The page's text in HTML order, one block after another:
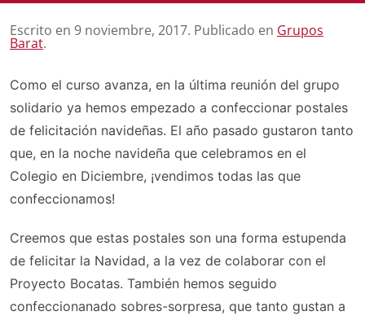
Escrito en 9 noviembre, 2017. Publicado en Grupos
Barat.
Como el curso avanza, en la última reunión del grupo
solidario ya hemos empezado a confeccionar postales
de felicitación navideñas. El año pasado gustaron tanto
que, en la noche navideña que celebramos en el
Colegio en Diciembre, ¡vendimos todas las que
confeccionamos!
Creemos que estas postales son una forma estupenda
de felicitar la Navidad, a la vez de colaborar con el
Proyecto Bocatas. También hemos seguido
confeccionanado sobres-sorpresa, que tanto gustan a